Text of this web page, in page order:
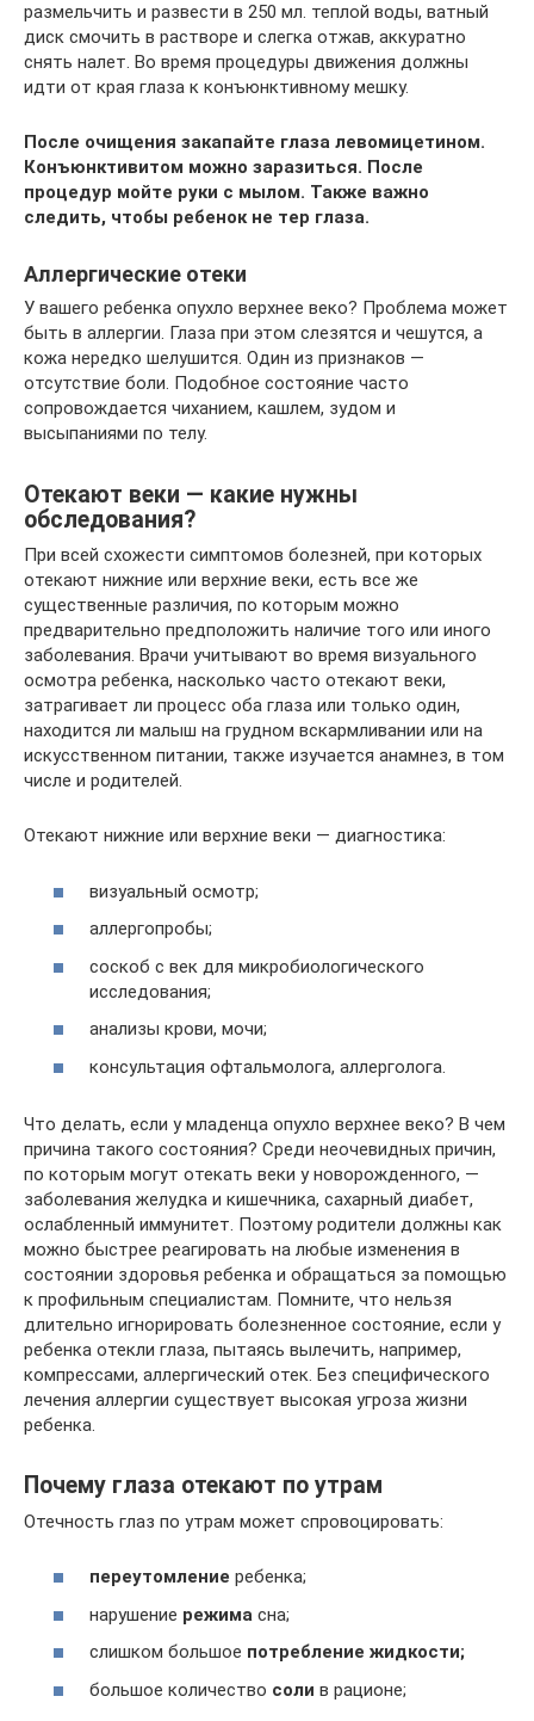
размельчить и развести в 250 мл. теплой воды, ватный
диск смочить в растворе и слегка отжав, аккуратно
снять налет. Во время процедуры движения должны
идти от края глаза к конъюнктивному мешку.
После очищения закапайте глаза левомицетином.
Конъюнктивитом можно заразиться. После
процедур мойте руки с мылом. Также важно
следить, чтобы ребенок не тер глаза.
Аллергические отеки
У вашего ребенка опухло верхнее веко? Проблема может
быть в аллергии. Глаза при этом слезятся и чешутся, а
кожа нередко шелушится. Один из признаков —
отсутствие боли. Подобное состояние часто
сопровождается чиханием, кашлем, зудом и
высыпаниями по телу.
Отекают веки — какие нужны
обследования?
При всей схожести симптомов болезней, при которых
отекают нижние или верхние веки, есть все же
существенные различия, по которым можно
предварительно предположить наличие того или иного
заболевания. Врачи учитывают во время визуального
осмотра ребенка, насколько часто отекают веки,
затрагивает ли процесс оба глаза или только один,
находится ли малыш на грудном вскармливании или на
искусственном питании, также изучается анамнез, в том
числе и родителей.
Отекают нижние или верхние веки — диагностика:
визуальный осмотр;
аллергопробы;
соскоб с век для микробиологического
исследования;
анализы крови, мочи;
консультация офтальмолога, аллерголога.
Что делать, если у младенца опухло верхнее веко? В чем
причина такого состояния? Среди неочевидных причин,
по которым могут отекать веки у новорожденного, —
заболевания желудка и кишечника, сахарный диабет,
ослабленный иммунитет. Поэтому родители должны как
можно быстрее реагировать на любые изменения в
состоянии здоровья ребенка и обращаться за помощью
к профильным специалистам. Помните, что нельзя
длительно игнорировать болезненное состояние, если у
ребенка отекли глаза, пытаясь вылечить, например,
компрессами, аллергический отек. Без специфического
лечения аллергии существует высокая угроза жизни
ребенка.
Почему глаза отекают по утрам
Отечность глаз по утрам может спровоцировать:
переутомление ребенка;
нарушение режима сна;
слишком большое потребление жидкости;
большое количество соли в рационе;